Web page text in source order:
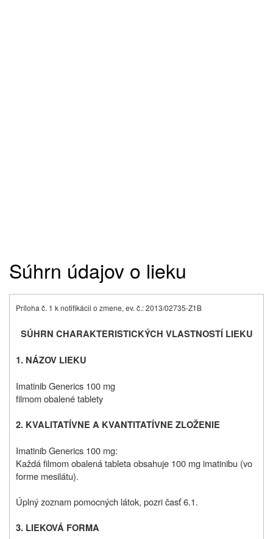
Súhrn údajov o lieku
Príloha č. 1 k notifikácii o zmene, ev. č.: 2013/02735-Z1B
SÚHRN CHARAKTERISTICKÝCH VLASTNOSTÍ LIEKU
1. NÁZOV LIEKU
Imatinib Generics 100 mg
filmom obalené tablety
2. KVALITATÍVNE A KVANTITATÍVNE ZLOŽENIE
Imatinib Generics 100 mg:
Každá filmom obalená tableta obsahuje 100 mg imatinibu (vo
forme mesilátu).
Úplný zoznam pomocných látok, pozri časť 6.1.
3. LIEKOVÁ FORMA